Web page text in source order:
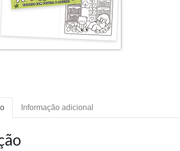
Informação adicional